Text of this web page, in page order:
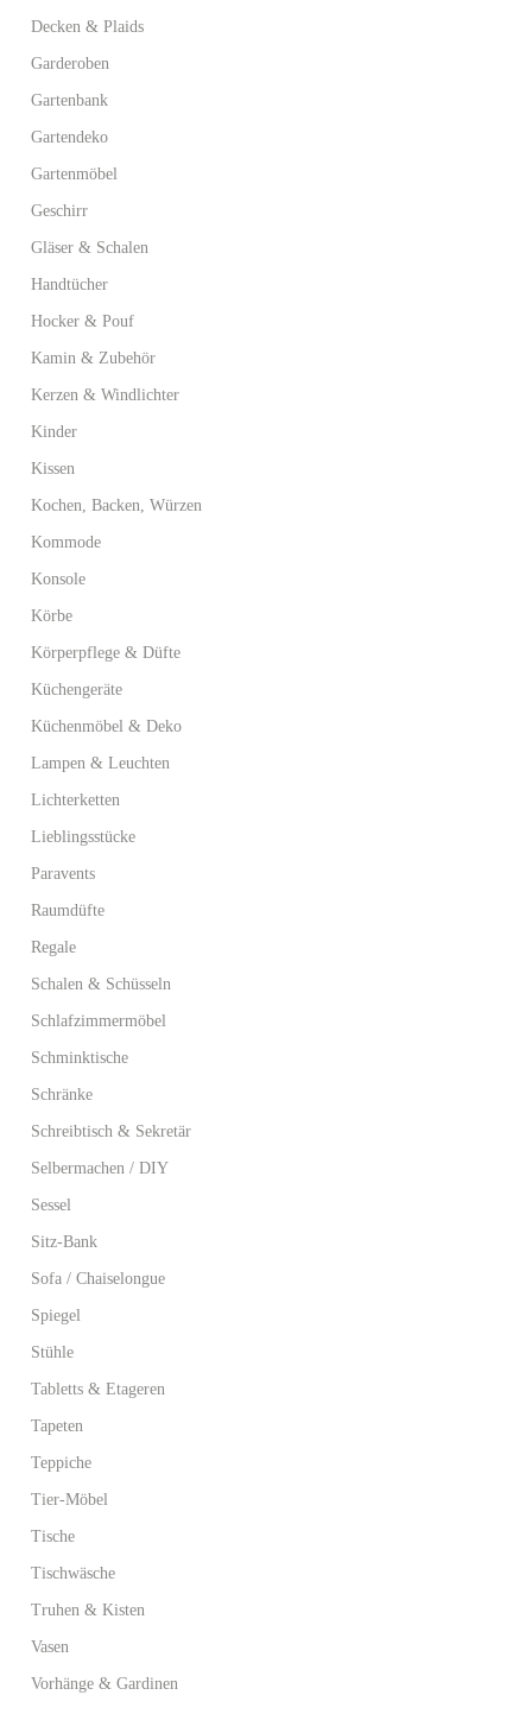
Decken & Plaids
Garderoben
Gartenbank
Gartendeko
Gartenmöbel
Geschirr
Gläser & Schalen
Handtücher
Hocker & Pouf
Kamin & Zubehör
Kerzen & Windlichter
Kinder
Kissen
Kochen, Backen, Würzen
Kommode
Konsole
Körbe
Körperpflege & Düfte
Küchengeräte
Küchenmöbel & Deko
Lampen & Leuchten
Lichterketten
Lieblingsstücke
Paravents
Raumdüfte
Regale
Schalen & Schüsseln
Schlafzimmermöbel
Schminktische
Schränke
Schreibtisch & Sekretär
Selbermachen / DIY
Sessel
Sitz-Bank
Sofa / Chaiselongue
Spiegel
Stühle
Tabletts & Etageren
Tapeten
Teppiche
Tier-Möbel
Tische
Tischwäsche
Truhen & Kisten
Vasen
Vorhänge & Gardinen